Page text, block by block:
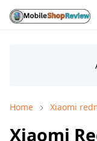
Home Xiaomi
Xiaomi